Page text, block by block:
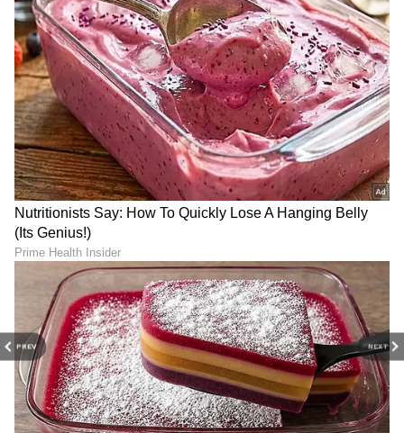
PREV NEXT
ಅನುಕೂಲವಾಗುವಂತೆ ಈ ಪ್ರಮುಖ ರೈಲುಗಳನ್ನು ಮೆಜೆಸ್ಟಿಕ್
ನಿಲ್ದಾಣದವರೆಗೆ ವಿಸ್ತರಿಸುವ ಬಗ್ಗೆ ರೈಲ್ವೆ ಮಂಡಳಿ ಶೀಘ್ರವೇ
ತೀರ್ಮಾನ ಕೈಗೊಳ್ಳಬೇಕೆಂದು ಪ್ರಯಾಣಿಕರ ಸಂಘಟನೆಗಳು
ಒತ್ತಾಯಿಸಿವೆ.
LATEST VIDEOS